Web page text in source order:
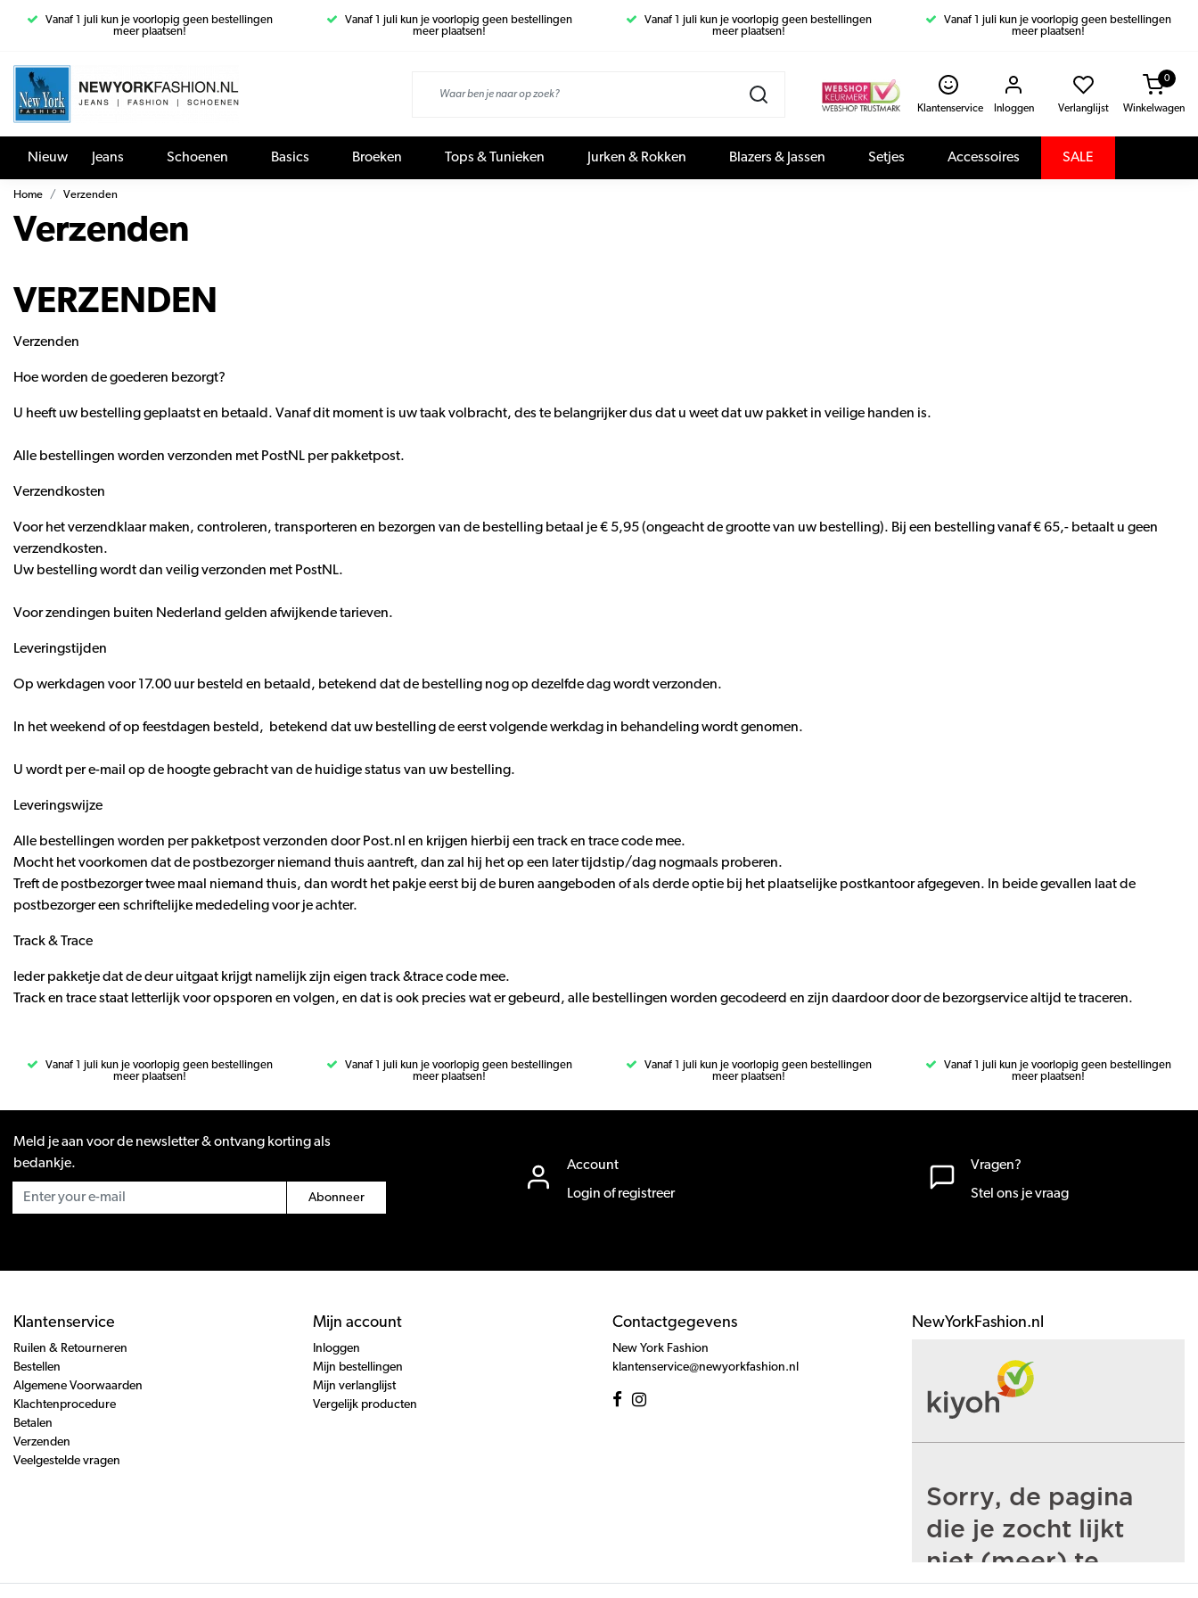
Vanaf 1 juli kun je voorlopig geen bestellingen
meer plaatsen!
Vanaf 1 juli kun je voorlopig geen bestellingen
meer plaatsen!
Vanaf 1 juli kun je voorlopig geen bestellingen
meer plaatsen!
Vanaf 1 juli kun je voorlopig geen bestellingen
meer plaatsen!
Klantenservice Inloggen Verlanglijst Winkelwagen
0
Nieuw Jeans Schoenen Basics Broeken Tops & Tunieken Jurken & Rokken Blazers & Jassen Setjes Accessoires SALE
Home Verzenden
Verzenden
VERZENDEN
Verzenden
Hoe worden de goederen bezorgt?
U heeft uw bestelling geplaatst en betaald. Vanaf dit moment is uw taak volbracht, des te belangrijker dus dat u weet dat uw pakket in veilige handen is.
Alle bestellingen worden verzonden met PostNL per pakketpost.
Verzendkosten
Voor het verzendklaar maken, controleren, transporteren en bezorgen van de bestelling betaal je € 5,95 (ongeacht de grootte van uw bestelling). Bij een bestelling vanaf € 65,- betaalt u geen
verzendkosten.
Uw bestelling wordt dan veilig verzonden met PostNL.
Voor zendingen buiten Nederland gelden afwijkende tarieven.
Leveringstijden
Op werkdagen voor 17.00 uur besteld en betaald, betekend dat de bestelling nog op dezelfde dag wordt verzonden.
In het weekend of op feestdagen besteld, betekend dat uw bestelling de eerst volgende werkdag in behandeling wordt genomen.
U wordt per e-mail op de hoogte gebracht van de huidige status van uw bestelling.
Leveringswijze
Alle bestellingen worden per pakketpost verzonden door Post.nl en krijgen hierbij een track en trace code mee.
Mocht het voorkomen dat de postbezorger niemand thuis aantreft, dan zal hij het op een later tijdstip/dag nogmaals proberen.
Treft de postbezorger twee maal niemand thuis, dan wordt het pakje eerst bij de buren aangeboden of als derde optie bij het plaatselijke postkantoor afgegeven. In beide gevallen laat de
postbezorger een schriftelijke mededeling voor je achter.
Track & Trace
Ieder pakketje dat de deur uitgaat krijgt namelijk zijn eigen track &trace code mee.
Track en trace staat letterlijk voor opsporen en volgen, en dat is ook precies wat er gebeurd, alle bestellingen worden gecodeerd en zijn daardoor door de bezorgservice altijd te traceren.
Vanaf 1 juli kun je voorlopig geen bestellingen
meer plaatsen!
Vanaf 1 juli kun je voorlopig geen bestellingen
meer plaatsen!
Vanaf 1 juli kun je voorlopig geen bestellingen
meer plaatsen!
Vanaf 1 juli kun je voorlopig geen bestellingen
meer plaatsen!
Meld je aan voor de newsletter & ontvang korting als
bedankje.
Abonneer
Account
Login of registreer
Vragen?
Stel ons je vraag
Klantenservice
Ruilen & Retourneren
Bestellen
Algemene Voorwaarden
Klachtenprocedure
Betalen
Verzenden
Veelgestelde vragen
Mijn account
Inloggen
Mijn bestellingen
Mijn verlanglijst
Vergelijk producten
Contactgegevens
New York Fashion
klantenservice@newyorkfashion.nl
NewYorkFashion.nl